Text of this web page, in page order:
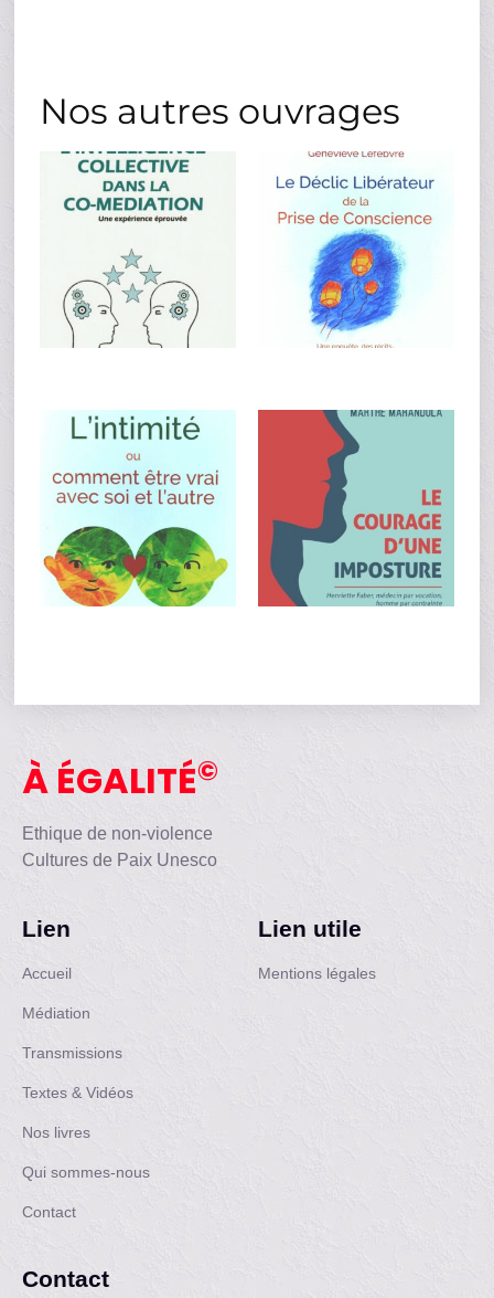
Nos autres ouvrages
À ÉGALITÉ©
Ethique de non-violence
Cultures de Paix Unesco
Lien
Accueil
Médiation
Transmissions
Textes & Vidéos
Nos livres
Qui sommes-nous
Contact
Lien utile
Mentions légales
Contact